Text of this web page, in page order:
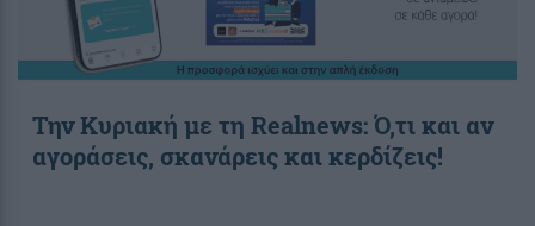
Την Κυριακή με τη Realnews: Ό,τι και αν
αγοράσεις, σκανάρεις και κερδίζεις!